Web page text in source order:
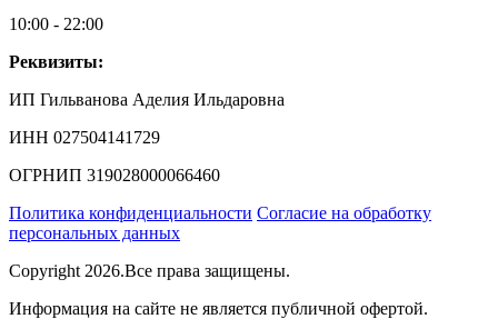
10:00 - 22:00
Реквизиты:
ИП Гильванова Аделия Ильдаровна⁠
ИНН 027504141729
ОГРНИП 319028000066460
Политика конфиденциальности Согласие на обработку
персональных данных
Copyright 2026.Все права защищены.
Информация на сайте не является публичной офертой.